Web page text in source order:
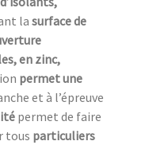
lasurface de
en zinc,
permet une
et à l’épreuve
permet de faire
tous particuliers